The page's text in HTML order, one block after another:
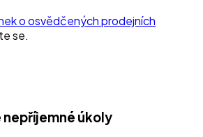
o osvědčených prodejních
se.
úkoly